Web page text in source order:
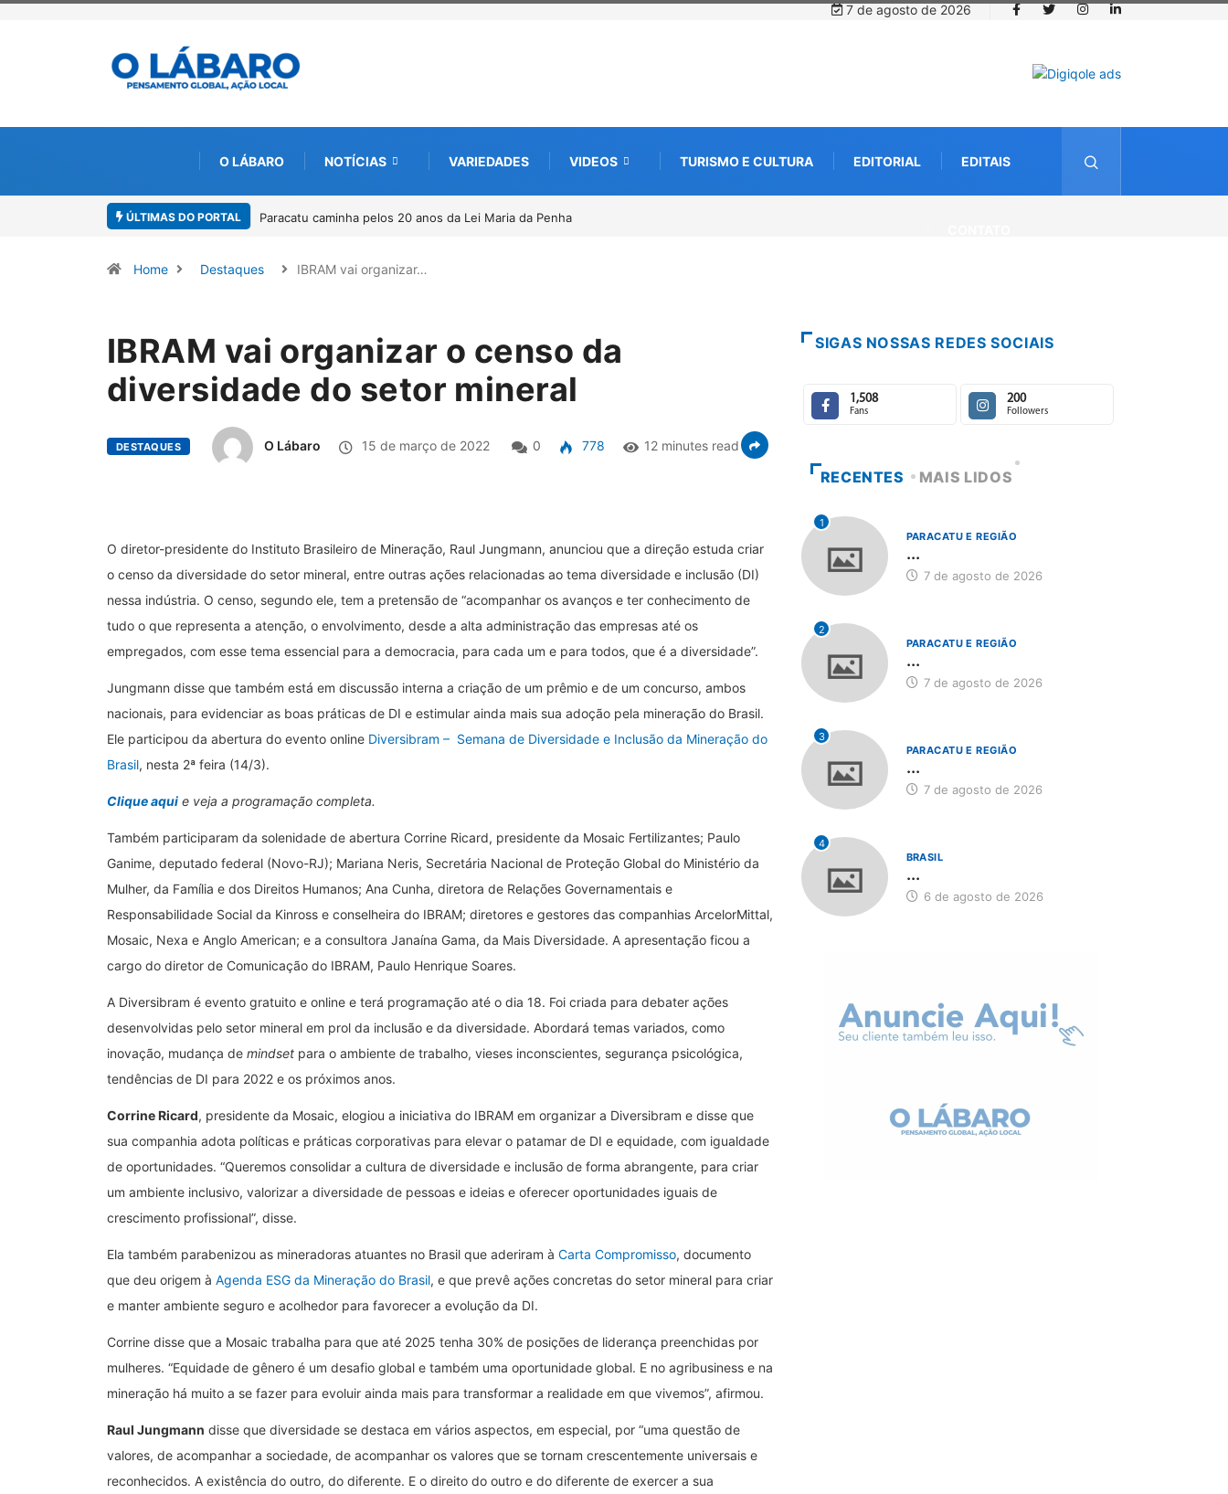
7 de agosto de 2026
O LÁBARO NOTÍCIAS VARIEDADES VIDEOS TURISMO E CULTURA EDITORIAL EDITAIS
ÚLTIMAS DO PORTAL
pelos 20 anos da Lei Maria da PenhaProjeto CUTUCAR abre nova edição e semeia o futuro
Home Destaques IBRAM vai organizar…
IBRAM vai organizar o censo da
diversidade do setor mineral
DESTAQUES O Lábaro 15 de março de 2022 0 778 12 minutes read
O diretor-presidente do Instituto Brasileiro de Mineração, Raul Jungmann, anunciou que a direção estuda criar
o censo da diversidade do setor mineral, entre outras ações relacionadas ao tema diversidade e inclusão (DI)
nessa indústria. O censo, segundo ele, tem a pretensão de “acompanhar os avanços e ter conhecimento de
tudo o que representa a atenção, o envolvimento, desde a alta administração das empresas até os
empregados, com esse tema essencial para a democracia, para cada um e para todos, que é a diversidade”.
Jungmann disse que também está em discussão interna a criação de um prêmio e de um concurso, ambos
nacionais, para evidenciar as boas práticas de DI e estimular ainda mais sua adoção pela mineração do Brasil.
Ele participou da abertura do evento online Diversibram – Semana de Diversidade e Inclusão da Mineração do
Brasil, nesta 2ª feira (14/3).
Clique aqui e veja a programação completa.
Também participaram da solenidade de abertura Corrine Ricard, presidente da Mosaic Fertilizantes; Paulo
Ganime, deputado federal (Novo-RJ); Mariana Neris, Secretária Nacional de Proteção Global do Ministério da
Mulher, da Família e dos Direitos Humanos; Ana Cunha, diretora de Relações Governamentais e
Responsabilidade Social da Kinross e conselheira do IBRAM; diretores e gestores das companhias ArcelorMittal,
Mosaic, Nexa e Anglo American; e a consultora Janaína Gama, da Mais Diversidade. A apresentação ficou a
cargo do diretor de Comunicação do IBRAM, Paulo Henrique Soares.
A Diversibram é evento gratuito e online e terá programação até o dia 18. Foi criada para debater ações
desenvolvidas pelo setor mineral em prol da inclusão e da diversidade. Abordará temas variados, como
inovação, mudança de mindset para o ambiente de trabalho, vieses inconscientes, segurança psicológica,
tendências de DI para 2022 e os próximos anos.
Corrine Ricard, presidente da Mosaic, elogiou a iniciativa do IBRAM em organizar a Diversibram e disse que
sua companhia adota políticas e práticas corporativas para elevar o patamar de DI e equidade, com igualdade
de oportunidades. “Queremos consolidar a cultura de diversidade e inclusão de forma abrangente, para criar
um ambiente inclusivo, valorizar a diversidade de pessoas e ideias e oferecer oportunidades iguais de
crescimento profissional”, disse.
Ela também parabenizou as mineradoras atuantes no Brasil que aderiram à Carta Compromisso, documento
que deu origem à Agenda ESG da Mineração do Brasil, e que prevê ações concretas do setor mineral para criar
e manter ambiente seguro e acolhedor para favorecer a evolução da DI.
Corrine disse que a Mosaic trabalha para que até 2025 tenha 30% de posições de liderança preenchidas por
mulheres. “Equidade de gênero é um desafio global e também uma oportunidade global. E no agribusiness e na
mineração há muito a se fazer para evoluir ainda mais para transformar a realidade em que vivemos”, afirmou.
Raul Jungmann disse que diversidade se destaca em vários aspectos, em especial, por “uma questão de
valores, de acompanhar a sociedade, de acompanhar os valores que se tornam crescentemente universais e
reconhecidos. A existência do outro, do diferente. E o direito do outro e do diferente de exercer a sua
SIGAS NOSSAS REDES SOCIAIS
1,508
Fans
200
Followers
RECENTES MAIS LIDOS
1
PARACATU E REGIÃO
...
7 de agosto de 2026
2
PARACATU E REGIÃO
...
7 de agosto de 2026
3
PARACATU E REGIÃO
...
7 de agosto de 2026
4
BRASIL
...
6 de agosto de 2026